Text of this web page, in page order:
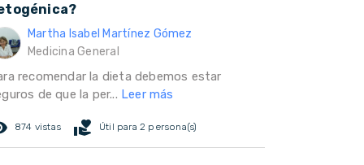
Martha Isabel Martínez Gómez
Medicina General
recomendar la dieta debemos estar
de que la per... Leer más
874 vistas volunteer_activism Útil para 2 persona(s)